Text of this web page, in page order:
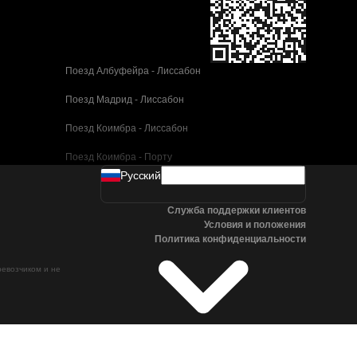
Поезд Албуфейра - Лиссабон
Поезд Мадрид - Лиссабон
Поезд Коимбра - Лиссабон
Поезд Коимбра - Порту
Поезд Валенсия - Барселона
Поезд Севилья - Барселона
Поезд Малага - Барселона
Поезд Малага - Мадрид
и не
Pусский
Служба поддержки клиентов
Условия и положения
Политика конфиденциальности